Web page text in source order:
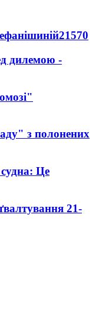
21570
дилемою -
з полонених
Це
21-